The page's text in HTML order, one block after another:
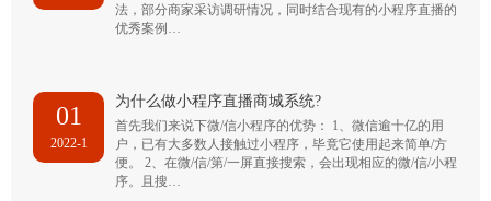
法，部分商家采访调研情况，同时结合现有的小程序直播的
优秀案例…
01
2022-1
为什么做小程序直播商城系统?
首先我们来说下微/信小程序的优势： 1、微信逾十亿的用
户，已有大多数人接触过小程序，毕竟它使用起来简单/方
便。 2、在微/信/第/一屏直接搜索，会出现相应的微/信/小程
序。且搜…